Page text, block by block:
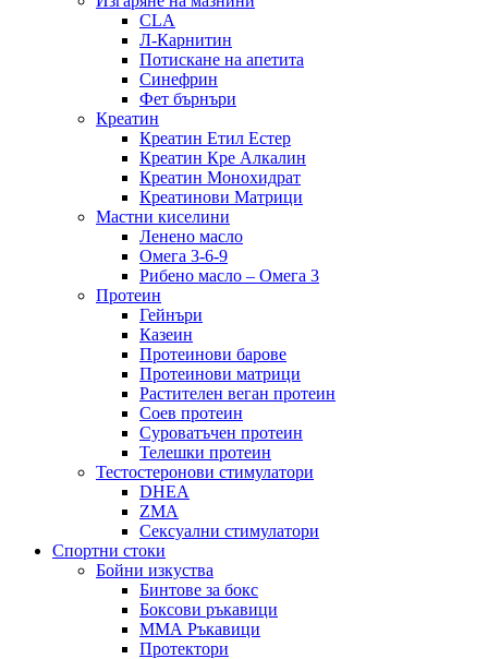
CLA
Л-Карнитин
Потискане на апетита
Синефрин
Фет бърнъри
Креатин
Креатин Етил Естер
Креатин Кре Алкалин
Креатин Монохидрат
Креатинови Матрици
Мастни киселини
Ленено масло
Омега 3-6-9
Рибено масло – Омега 3
Протеин
Гейнъри
Казеин
Протеинови барове
Протеинови матрици
Растителен веган протеин
Соев протеин
Суроватъчен протеин
Телешки протеин
Тестостеронови стимулатори
DHEA
ZMA
Сексуални стимулатори
Спортни стоки
Бойни изкуства
Бинтове за бокс
Боксови ръкавици
ММА Ръкавици
Протектори